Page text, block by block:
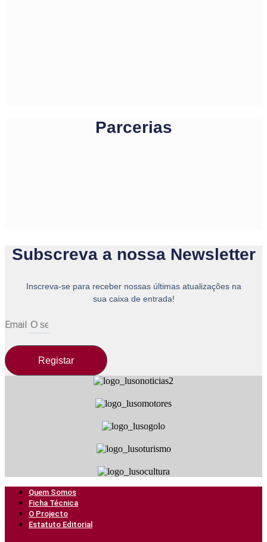
Parcerias
Subscreva a nossa Newsletter
Inscreva-se para receber nossas últimas atualizações na
sua caixa de entrada!
Email
Registar
Quem Somos
Ficha Técnica
O Projecto
Estatuto Editorial